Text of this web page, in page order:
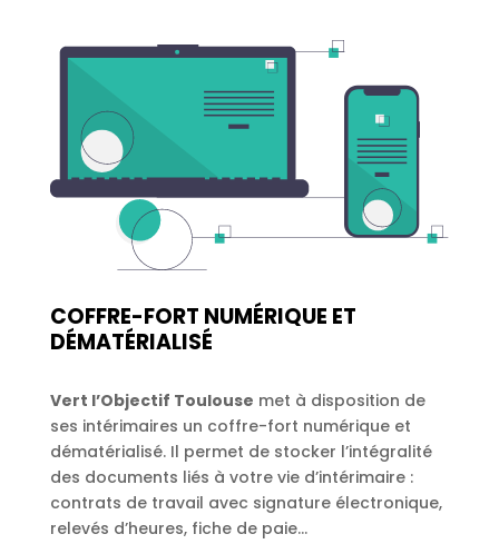
COFFRE-FORT NUMÉRIQUE ET
DÉMATÉRIALISÉ
Vert l’Objectif Toulouse met à disposition de
ses intérimaires un coffre-fort numérique et
dématérialisé. Il permet de stocker l’intégralité
des documents liés à votre vie d’intérimaire :
contrats de travail avec signature électronique,
relevés d’heures, fiche de paie…